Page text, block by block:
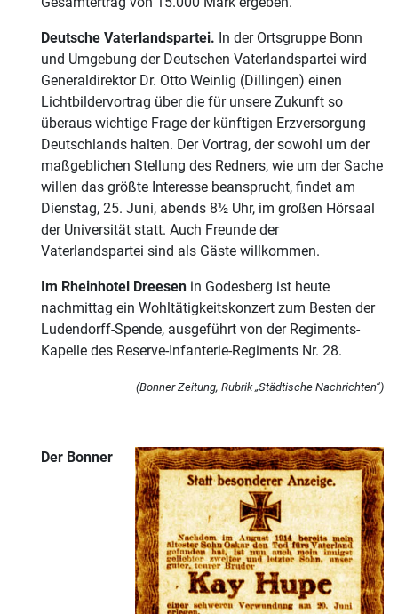
Deutsche Vaterlandspartei. In der Ortsgruppe Bonn
und Umgebung der Deutschen Vaterlandspartei wird
Generaldirektor Dr. Otto Weinlig (Dillingen) einen
Lichtbildervortrag über die für unsere Zukunft so
überaus wichtige Frage der künftigen Erzversorgung
Deutschlands halten. Der Vortrag, der sowohl um der
maßgeblichen Stellung des Redners, wie um der Sache
willen das größte Interesse beansprucht, findet am
Dienstag, 25. Juni, abends 8½ Uhr, im großen Hörsaal
der Universität statt. Auch Freunde der
Vaterlandspartei sind als Gäste willkommen.
Im Rheinhotel Dreesen in Godesberg ist heute
nachmittag ein Wohltätigkeitskonzert zum Besten der
Ludendorff-Spende, ausgeführt von der Regiments-
Kapelle des Reserve-Infanterie-Regiments Nr. 28.
(Bonner Zeitung, Rubrik „Städtische Nachrichten“)
Der Bonner